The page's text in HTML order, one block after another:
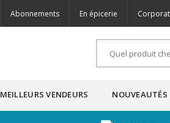
Abonnements En épicerie
MEILLEURS VENDEURS NOUVEAUTÉS